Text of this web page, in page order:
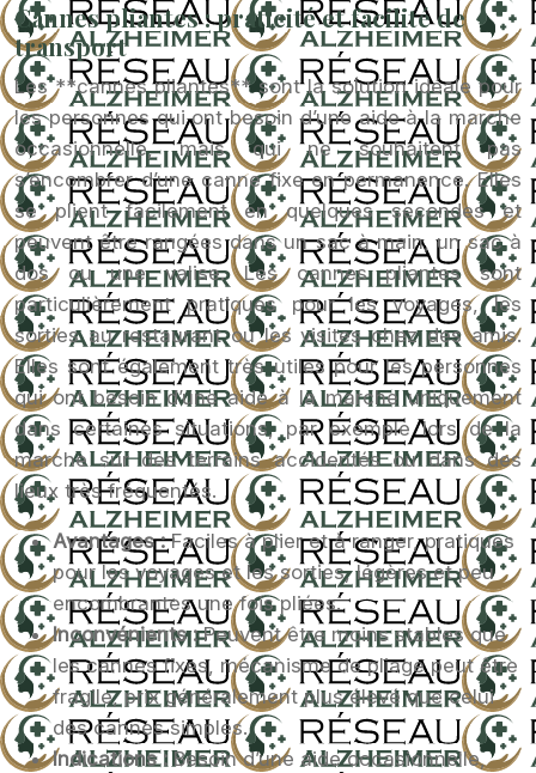
Cannes pliantes : praticité et facilité de
transport
Les **cannes pliantes** sont la solution idéale pour
les personnes qui ont besoin d’une aide à la marche
occasionnelle, mais qui ne souhaitent pas
s’encombrer d’une canne fixe en permanence. Elles
se plient facilement en quelques secondes et
peuvent être rangées dans un sac à main, un sac à
dos ou une valise. Les cannes pliantes sont
particulièrement pratiques pour les voyages, les
sorties au restaurant ou les visites chez des amis.
Elles sont également très utiles pour les personnes
qui ont besoin d’une aide à la marche uniquement
dans certaines situations, par exemple lors de la
marche sur des terrains accidentés ou dans des
lieux très fréquentés.
Avantages :Faciles à plier et à ranger, pratiques
pour les voyages et les sorties, légères et peu
encombrantes une fois pliées.
Inconvénients :Peuvent être moins stables que
les cannes fixes, mécanisme de pliage peut être
fragile, prix généralement plus élevé que celui
des cannes simples.
Indications :Besoin d’une aide occasionnelle,